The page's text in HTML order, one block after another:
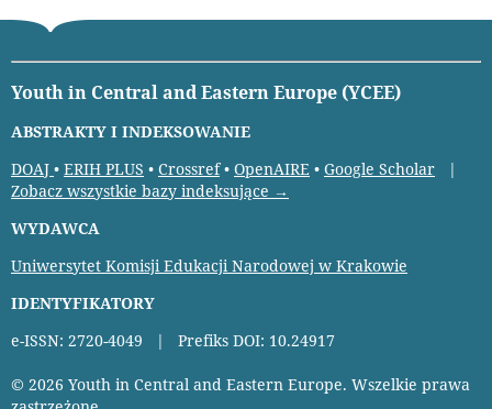
Youth in Central and Eastern Europe (YCEE)
ABSTRAKTY I INDEKSOWANIE
DOAJ • ERIH PLUS • Crossref• OpenAIRE • Google Scholar |
Zobacz wszystkie bazy indeksujące →
WYDAWCA
Uniwersytet Komisji Edukacji Narodowej w Krakowie
IDENTYFIKATORY
e-ISSN: 2720-4049 | Prefiks DOI: 10.24917
© 2026 Youth in Central and Eastern Europe. Wszelkie prawa